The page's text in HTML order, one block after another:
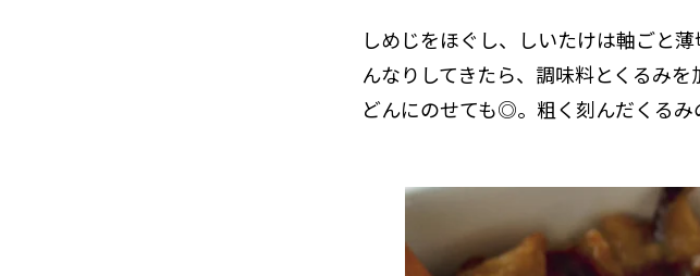
しめじをほぐし、しいたけは軸ごと
んなりしてきたら、調味料とくるみ
どんにのせても◎。粗く刻んだくるみ